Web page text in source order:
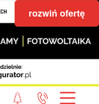
rozwiń ofertę